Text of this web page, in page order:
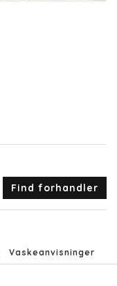
Find forhandler
Vaskeanvisninger